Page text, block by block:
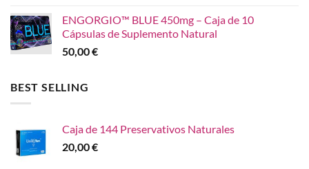
ENGORGIO™ BLUE 450mg – Caja de 10
Cápsulas de Suplemento Natural
50,00€
BEST SELLING
Caja de 144 Preservativos Naturales
20,00€